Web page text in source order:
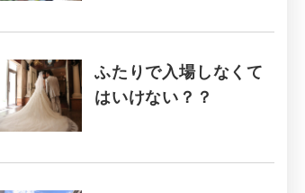
ふたりで入場しなくて
はいけない？？